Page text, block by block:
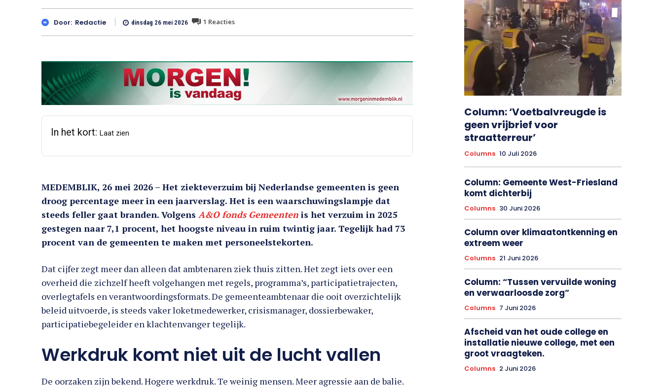
Door: Redactie dinsdag 26 mei 2026 1 Reacties
In het kort: Laat zien
MEDEMBLIK, 26 mei 2026 – Het ziekteverzuim bij Nederlandse gemeenten is geen
droog percentage meer in een jaarverslag. Het is een waarschuwingslampje dat
steeds feller gaat branden. Volgens A&O fonds Gemeenten is het verzuim in 2025
gestegen naar 7,1 procent, het hoogste niveau in ruim twintig jaar. Tegelijk had 73
procent van de gemeenten te maken met personeelstekorten.
Dat cijfer zegt meer dan alleen dat ambtenaren ziek thuis zitten. Het zegt iets over een
overheid die zichzelf heeft volgehangen met regels, programma’s, participatietrajecten,
overlegtafels en verantwoordingsformats. De gemeenteambtenaar die ooit overzichtelijk
beleid uitvoerde, is steeds vaker loketmedewerker, crisismanager, dossierbewaker,
participatiebegeleider en klachtenvanger tegelijk.
Werkdruk komt niet uit de lucht vallen
De oorzaken zijn bekend. Hogere werkdruk. Te weinig mensen. Meer agressie aan de balie.
Column: ‘Voetbalvreugde is
geen vrijbrief voor
straatterreur’
Columns 10 Juli 2026
Column: Gemeente West-Friesland
komt dichterbij
Columns 30 Juni 2026
Column over klimaatontkenning en
extreem weer
Columns 21 Juni 2026
Column: “Tussen vervuilde woning
en verwaarloosde zorg”
Columns 7 Juni 2026
Afscheid van het oude college en
installatie nieuwe college, met een
groot vraagteken.
Columns 2 Juni 2026